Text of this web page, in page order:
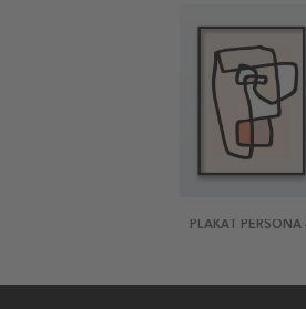
PLAKAT PERSONA